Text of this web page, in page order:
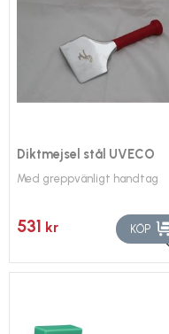
Diktmejsel stål UVECO
Med greppvänligt handtag
531 kr
KÖP